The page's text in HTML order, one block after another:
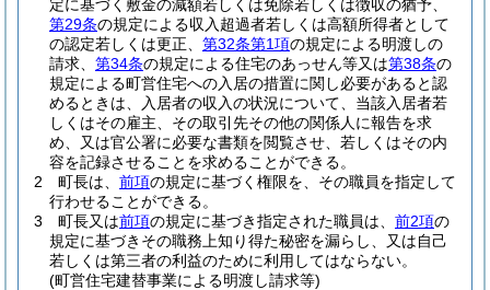
定に基づく敷金の減額若しくは免除若しくは徴収の猶予、
第29条の規定による収入超過者若しくは高額所得者として
の認定若しくは更正、 第32条第1項の規定による明渡しの
請求、 第34条の規定による住宅のあっせん等又は第38条の
規定による町営住宅への入居の措置に関し必要があると認
めるときは、入居者の収入の状況について、当該入居者若
しくはその雇主、その取引先その他の関係人に報告を求
め、又は官公署に必要な書類を閲覧させ、若しくはその内
容を記録させることを求めることができる。
2
町長は、 前項の規定に基づく権限を、その職員を指定して
行わせることができる。
3
町長又は前項の規定に基づき指定された職員は、 前2項の
規定に基づきその職務上知り得た秘密を漏らし、又は自己
若しくは第三者の利益のために利用してはならない。
(町営住宅建替事業による明渡し請求等)